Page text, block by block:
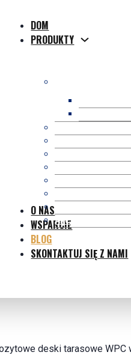
DOM
PRODUKTY
Akcesoria WPC
O NAS
WSPARCIE
BLOG
SKONTAKTUJ SIĘ Z NAMI
deski tarasowe WPC